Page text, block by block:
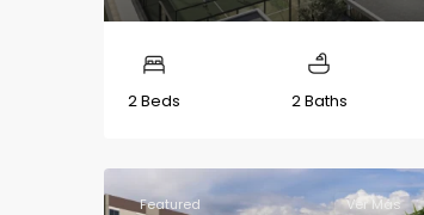
2 Beds 2 Baths
Featured Ver Más